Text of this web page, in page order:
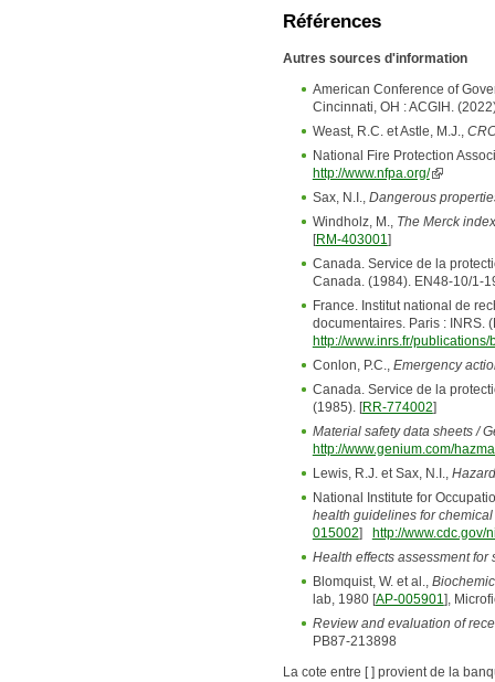
Références
Autres sources d'information
American Conference of
Cincinnati, OH : ACGIH.
Weast, R.C. et Astle, M.J.,
National Fire Protection
http://www.nfpa.org/
Sax, N.I., Dangerous
Windholz, M., The Merck
[RM-403001]
Canada. Service de la
Canada. (1984). EN48-10/1-
France. Institut national de
documentaires. Paris : INRS.
http://www.inrs.fr/
Conlon, P.C., Emergency
Canada. Service de la
(1985). [RR-774002]
Material safety data sheets /
http://www.genium.com/
Lewis, R.J. et Sax, N.I.,
National Institute for
health guidelines for
015002] http://www.cdc.gov/
Health effects assessment for
Blomquist, W. et al.,
lab, 1980 [AP-005901],
Review and evaluation of
PB87-213898
La cote entre [ ] provient de la